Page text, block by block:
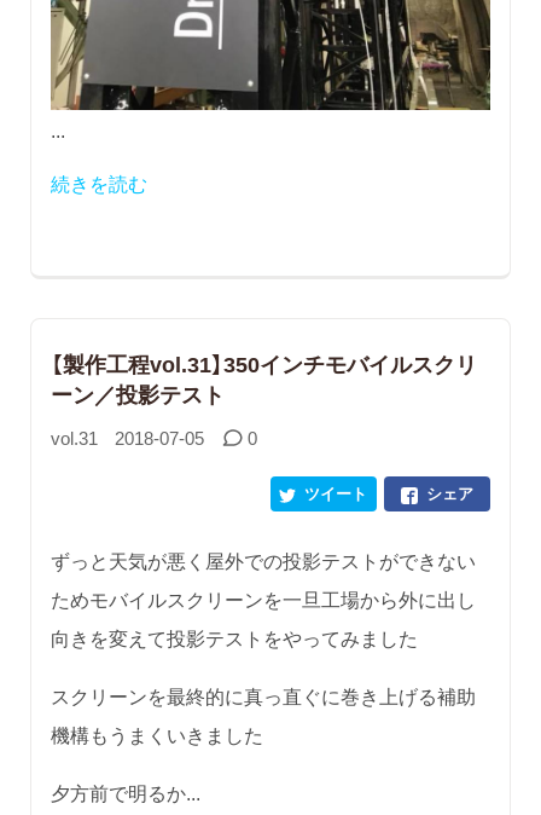
...
続きを読む
【製作工程vol.31】350インチモバイルスクリ
ーン／投影テスト
vol.31 2018-07-05 0
シェア
ツイート
ずっと天気が悪く屋外での投影テストができない
ためモバイルスクリーンを一旦工場から外に出し
向きを変えて投影テストをやってみました
スクリーンを最終的に真っ直ぐに巻き上げる補助
機構もうまくいきました
夕方前で明るか...